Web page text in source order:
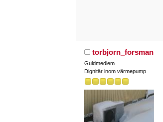
torbjorn_forsman
Guldmedlem
Dignitär inom värmepump